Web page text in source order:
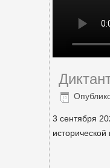
3 сентября